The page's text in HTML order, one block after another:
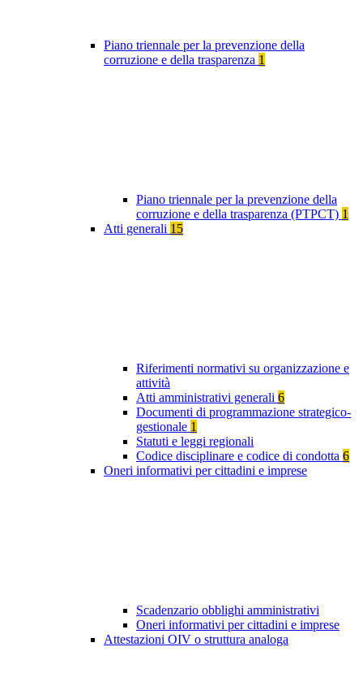
Piano triennale per la prevenzione della
corruzione e della trasparenza 1
Piano triennale per la prevenzione della
corruzione e della trasparenza (PTPCT) 1
Atti generali 15
Riferimenti normativi su organizzazione e
attività
Atti amministrativi generali 6
Documenti di programmazione strategico-
gestionale 1
Statuti e leggi regionali
Codice disciplinare e codice di condotta 6
Oneri informativi per cittadini e imprese
Scadenzario obblighi amministrativi
Oneri informativi per cittadini e imprese
Attestazioni OIV o struttura analoga